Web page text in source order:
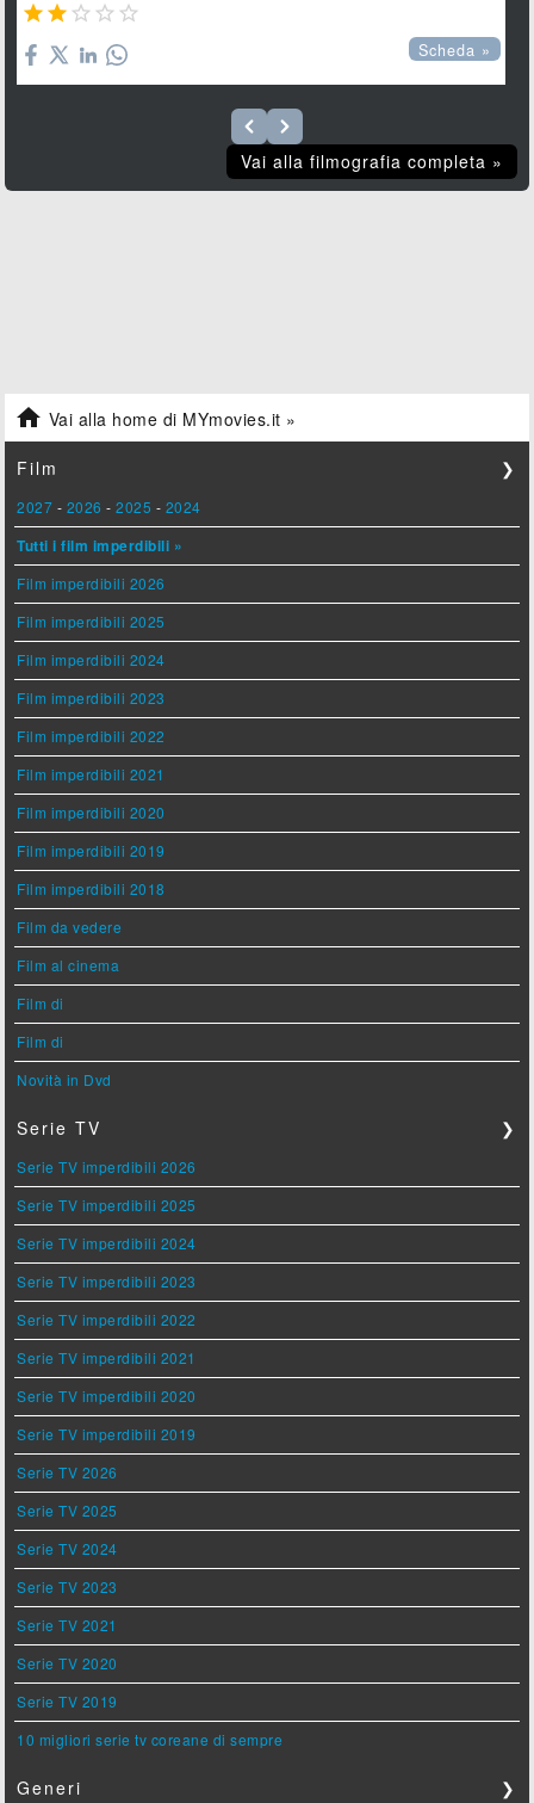
    
Scheda »
Vai alla filmografia completa »
 Vai alla home di MYmovies.it »
Film ❯
2027 - 2026 -2025 - 2024
Tutti i film imperdibili »
Film imperdibili 2026
Film imperdibili 2025
Film imperdibili 2024
Film imperdibili 2023
Film imperdibili 2022
Film imperdibili 2021
Film imperdibili 2020
Film imperdibili 2019
Film imperdibili 2018
Film da vedere
Film al cinema
Film di
Film di
Novità in Dvd
Serie TV ❯
Serie TV imperdibili 2026
Serie TV imperdibili 2025
Serie TV imperdibili 2024
Serie TV imperdibili 2023
Serie TV imperdibili 2022
Serie TV imperdibili 2021
Serie TV imperdibili 2020
Serie TV imperdibili 2019
Serie TV 2026
Serie TV 2025
Serie TV 2024
Serie TV 2023
Serie TV 2021
Serie TV 2020
Serie TV 2019
10 migliori serie tv coreane di sempre
Generi ❯